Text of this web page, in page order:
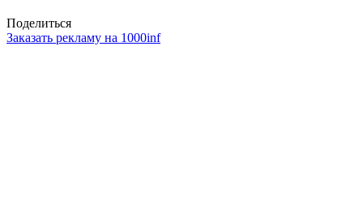
Поделиться
Заказать рекламу на 1000inf